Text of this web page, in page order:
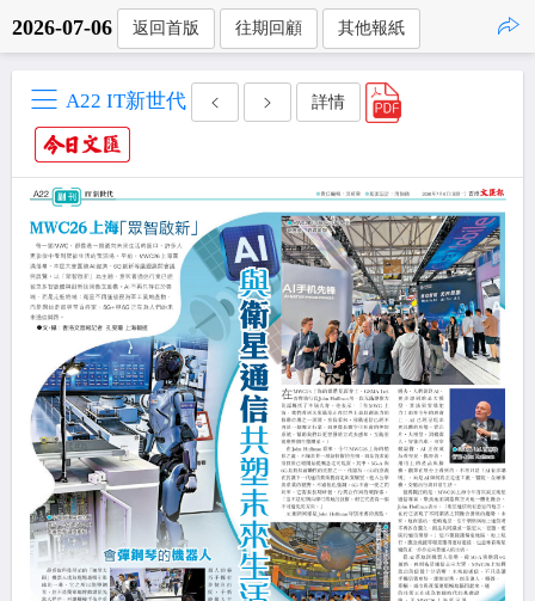
2026-07-06 返回首版 往期回顧 其他報紙
A22 IT新世代 詳情
點擊複製